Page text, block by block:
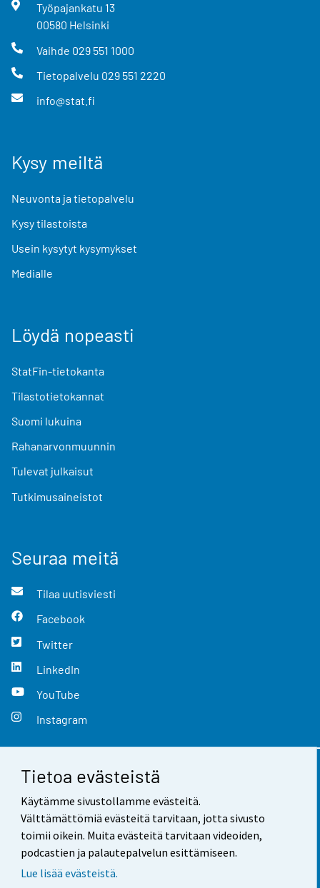
Tietoa evästeistä
Käytämme sivustollamme evästeitä.
Välttämättömiä evästeitä tarvitaan, jotta sivusto
toimii oikein. Muita evästeitä tarvitaan videoiden,
podcastien ja palautepalvelun esittämiseen.
Lue lisää evästeistä.
Työpajankatu 13
00580 Helsinki
Vaihde 029 551 1000
Tietopalvelu 029 551 2220
info@stat.fi
Kysy meiltä
Neuvonta ja tietopalvelu
Kysy tilastoista
Usein kysytyt kysymykset
Medialle
Löydä nopeasti
StatFin-tietokanta
Tilastotietokannat
Suomi lukuina
Rahanarvonmuunnin
Tulevat julkaisut
Tutkimusaineistot
Seuraa meitä
Tilaa uutisviesti
Facebook
Twitter
LinkedIn
YouTube
Instagram
Yhteystiedot
Palaute
Käyttöehdot